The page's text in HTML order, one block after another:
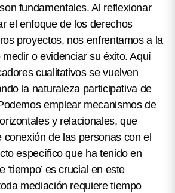
fundamentales. Al reflexionar
el enfoque de los derechos
proyectos, nos enfrentamos a la
o evidenciar su éxito. Aquí
cualitativos se vuelven
la naturaleza participativa de
emplear mecanismos de
y relacionales, que
conexión de las personas con el
específico que ha tenido en
‘tiempo’ es crucial en este
mediación requiere tiempo